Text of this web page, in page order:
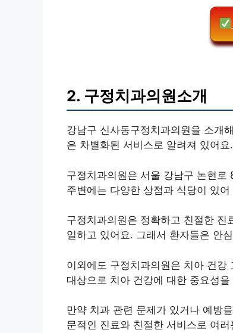
2. 구정치과의원소개
강남구 신사동구정치과의원을 소개
은 차별화된 서비스로 알려져 있어요.
구정치과의원은 서울 강남구 논현
주변에는 다양한 상점과 식당이 있
구정치과의원은 정확하고 친절한 진
일하고 있어요. 그래서 환자들은 안
이외에도 구정치과의원은 치아 건
대상으로 치아 건강에 대한 중요성
만약 치과 관련 문제가 있거나 예방
문적인 진료와 친절한 서비스로 여